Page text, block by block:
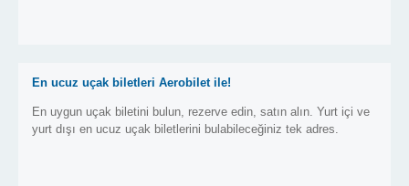
En ucuz uçak biletleri Aerobilet ile!
En uygun uçak biletini bulun, rezerve edin, satın alın. Yurt içi ve
yurt dışı en ucuz uçak biletlerini bulabileceğiniz tek adres.